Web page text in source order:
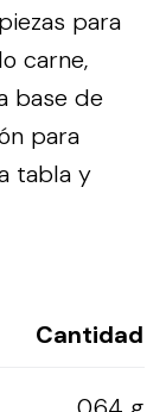
para
carne,
base de
para
tabla y
Cantidad